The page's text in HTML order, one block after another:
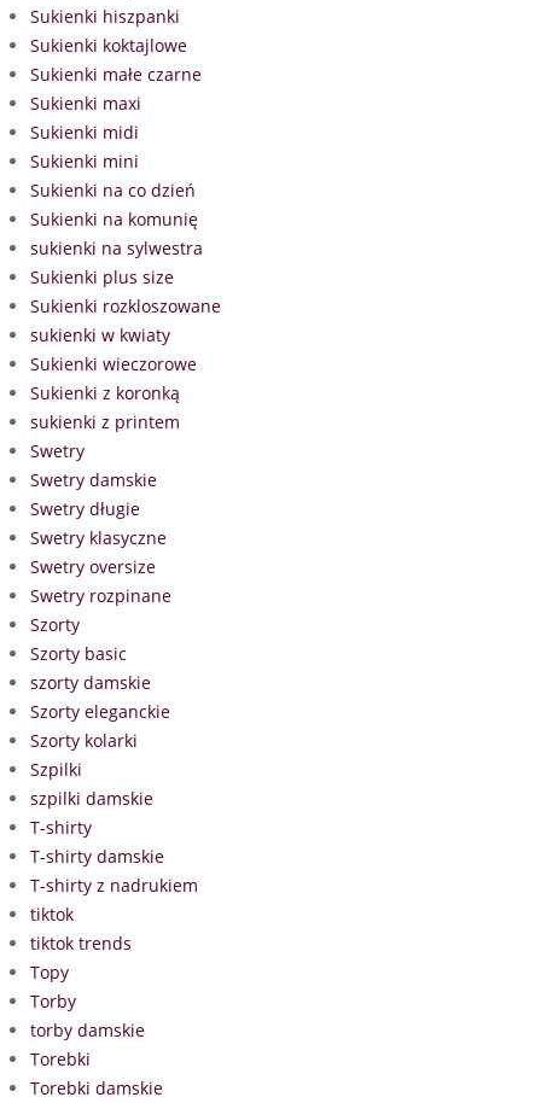
Sukienki hiszpanki
Sukienki koktajlowe
Sukienki małe czarne
Sukienki maxi
Sukienki midi
Sukienki mini
Sukienki na co dzień
Sukienki na komunię
sukienki na sylwestra
Sukienki plus size
Sukienki rozkloszowane
sukienki w kwiaty
Sukienki wieczorowe
Sukienki z koronką
sukienki z printem
Swetry
Swetry damskie
Swetry długie
Swetry klasyczne
Swetry oversize
Swetry rozpinane
Szorty
Szorty basic
szorty damskie
Szorty eleganckie
Szorty kolarki
Szpilki
szpilki damskie
T-shirty
T-shirty damskie
T-shirty z nadrukiem
tiktok
tiktok trends
Topy
Torby
torby damskie
Torebki
Torebki damskie